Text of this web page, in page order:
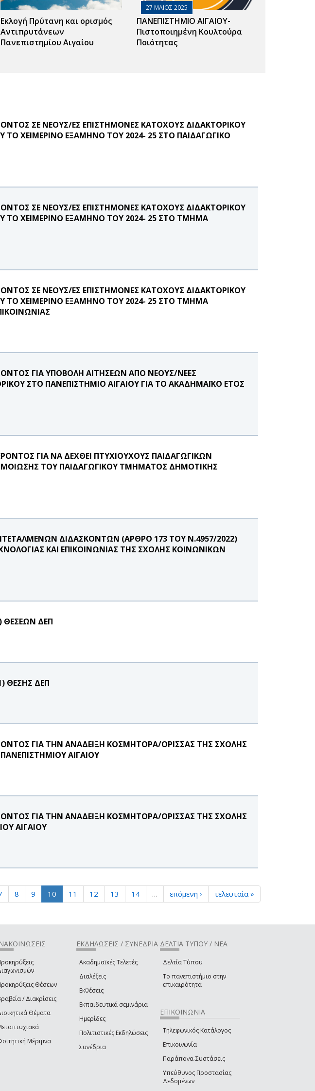
Εκλογή Πρύτανη και ορισμός
Αντιπρυτάνεων
Πανεπιστημίου Αιγαίου
27 ΜΑΙΟΣ 2025
ΠΑΝΕΠΙΣΤΗΜΙΟ ΑΙΓΑΙΟΥ-
Πιστοποιημένη Κουλτούρα
Ποιότητας
ΣΕ ΝΕΟΥΣ/ΕΣ ΕΠΙΣΤΗΜΟΝΕΣ ΚΑΤΟΧΟΥΣ ΔΙΔΑΚΤΟΡΙΚΟΥ
ΤΟ ΧΕΙΜΕΡΙΝΟ ΕΞΑΜΗΝΟ ΤΟΥ 2024- 25 ΣΤΟ ΠΑΙΔΑΓΩΓΙΚΟ
ΣΕ ΝΕΟΥΣ/ΕΣ ΕΠΙΣΤΗΜΟΝΕΣ ΚΑΤΟΧΟΥΣ ΔΙΔΑΚΤΟΡΙΚΟΥ
ΤΟ ΧΕΙΜΕΡΙΝΟ ΕΞΑΜΗΝΟ ΤΟΥ 2024- 25 ΣΤΟ ΤΜΗΜΑ
ΣΕ ΝΕΟΥΣ/ΕΣ ΕΠΙΣΤΗΜΟΝΕΣ ΚΑΤΟΧΟΥΣ ΔΙΔΑΚΤΟΡΙΚΟΥ
ΤΟ ΧΕΙΜΕΡΙΝΟ ΕΞΑΜΗΝΟ ΤΟΥ 2024- 25 ΣΤΟ ΤΜΗΜΑ
ΓΙΑ ΥΠΟΒΟΛΗ ΑΙΤΗΣΕΩΝ ΑΠΟ ΝΕΟΥΣ/ΝΕΕΣ
ΣΤΟ ΠΑΝΕΠΙΣΤΗΜΙΟ ΑΙΓΑΙΟΥ ΓΙΑ ΤΟ ΑΚΑΔΗΜΑΪΚΟ ΕΤΟΣ
ΓΙΑ ΝΑ ΔΕΧΘΕΙ ΠΤΥΧΙΟΥΧΟΥΣ ΠΑΙΔΑΓΩΓΙΚΩΝ
ΤΟΥ ΠΑΙΔΑΓΩΓΙΚΟΥ ΤΜΗΜΑΤΟΣ ΔΗΜΟΤΙΚΗΣ
ΔΙΔΑΣΚΟΝΤΩΝ (ΑΡΘΡΟ 173 ΤΟΥ Ν.4957/2022)
ΚΑΙ ΕΠΙΚΟΙΝΩΝΙΑΣ ΤΗΣ ΣΧΟΛΗΣ ΚΟΙΝΩΝΙΚΩΝ
ΘΕΣΕΩΝ ΔΕΠ
ΘΕΣΗΣ ΔΕΠ
ΓΙΑ ΤΗΝ ΑΝΑΔΕΙΞΗ ΚΟΣΜΗΤΟΡΑ/ΟΡΙΣΣΑΣ ΤΗΣ ΣΧΟΛΗΣ
ΑΙΓΑΙΟΥ
ΓΙΑ ΤΗΝ ΑΝΑΔΕΙΞΗ ΚΟΣΜΗΤΟΡΑ/ΟΡΙΣΣΑΣ ΤΗΣ ΣΧΟΛΗΣ
ΑΙΓΑΙΟΥ
8 9 10 11 12 13 14 … επόμενη › τελευταία »
Θέσεων
/ Διακρίσεις
Θέματα
Μέριμνα
ΕΚΔΗΛΩΣΕΙΣ / ΣΥΝΕΔΡΙΑ
Ακαδημαϊκές Τελετές
Διαλέξεις
Εκθέσεις
Εκπαιδευτικά σεμινάρια
Ημερίδες
Πολιτιστικές Εκδηλώσεις
Συνέδρια
ΔΕΛΤΙΑ ΤΥΠΟΥ / ΝΕΑ
Δελτία Τύπου
Το πανεπιστήμιο στην
επικαιρότητα
ΕΠΙΚΟΙΝΩΝΙΑ
Τηλεφωνικός Κατάλογος
Επικοινωνία
Παράπονα-Συστάσεις
Υπεύθυνος Προστασίας
Δεδομένων